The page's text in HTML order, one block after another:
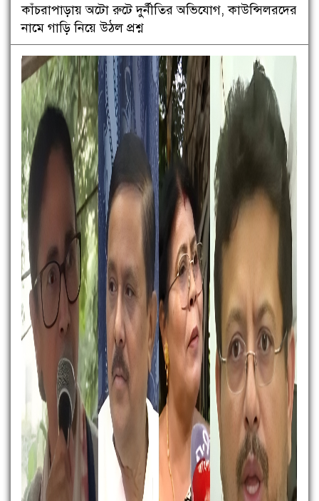
কাঁচরাপাড়ায় অটো রুটে দুর্নীতির অভিযোগ, কাউন্সিলরদের
নামে গাড়ি নিয়ে উঠল প্রশ্ন